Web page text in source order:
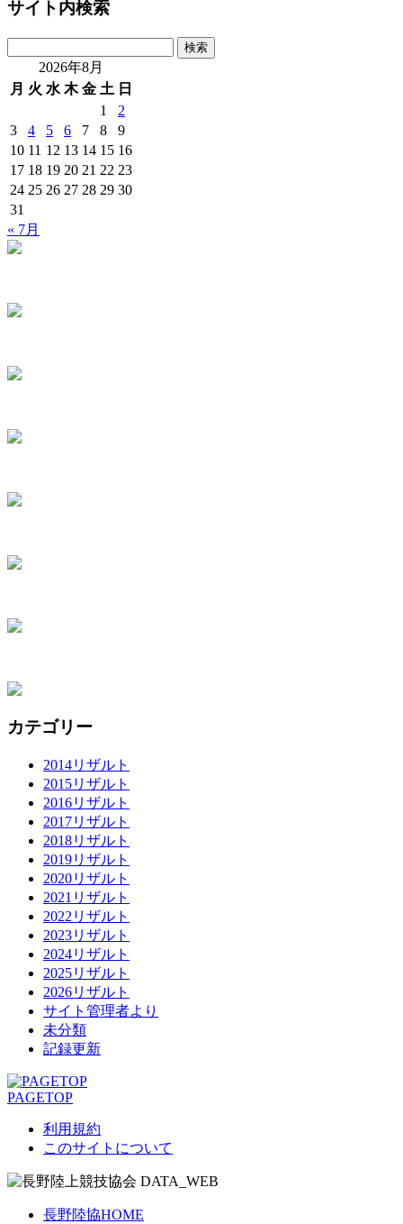
サイト内検索
2026年8月
月 火 水 木 金 土 日
1
2
3
4 5 6 7 8
9
10 11 12 13 14 15 16
17 18 19 20 21 22 23
24 25 26 27 28 29 30
31
« 7月
カテゴリー
2014リザルト
2015リザルト
2016リザルト
2017リザルト
2018リザルト
2019リザルト
2020リザルト
2021リザルト
2022リザルト
2023リザルト
2024リザルト
2025リザルト
2026リザルト
サイト管理者より
未分類
記録更新
PAGETOP
利用規約
このサイトについて
長野陸協HOME